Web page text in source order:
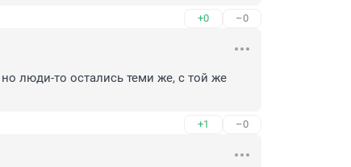
+0 –0
люди-то остались теми же, с той же
+1 –0